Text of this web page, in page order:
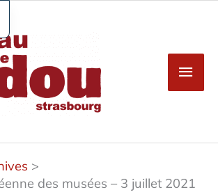
des musées – 3 juillet 2021